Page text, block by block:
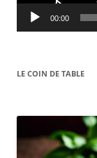
00:00
LE COIN DE TABLE